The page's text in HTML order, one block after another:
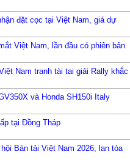
đặt cọc tại Việt Nam, giá dự
Việt Nam, lần đầu có phiên bản
Nam tranh tài tại giải Rally khắc
và Honda SH150i Italy
tại Đồng Tháp
Bán tải Việt Nam 2026, lan tỏa